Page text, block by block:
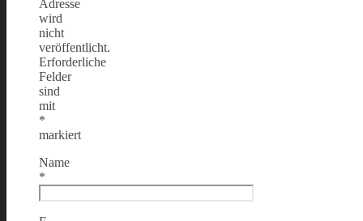
Adresse
wird
nicht
veröffentlicht.
Erforderliche
Felder
sind
mit
*
markiert
Name
*